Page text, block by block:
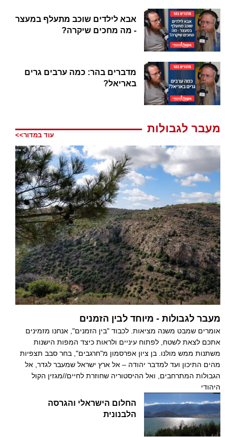
אבא לילדים שוכב מתעלף במעצר
- מה מחכים שיקרה?
מדברים בהר: כמה ערבים גרים
באריאל?
מעבר לגבולות
עוד במדור>>
מעבר לגבולות - מיוחד לבין הזמנים
אומרים שמבט משנה מציאות. לכבוד "בין הזמנים", אנחנו מזמינים
אתכם לצאת לשטח, לפתוח עיניים ולראות כיצד המפות הישנות
משתנות ממש מולנו. בן ציון אפרסמון מ"חרגבים", בחר סבב תצפיות
מהים התיכון ועד למדבר יהודה – אל ארץ ישראל שמעבר לגדר, אל
הגבולות המתרחבים, ואל ההיסטוריה שחוזרת לחיים//מגזין הקול
היהודי
החלום הישראלי והגרסה
הלבנונית